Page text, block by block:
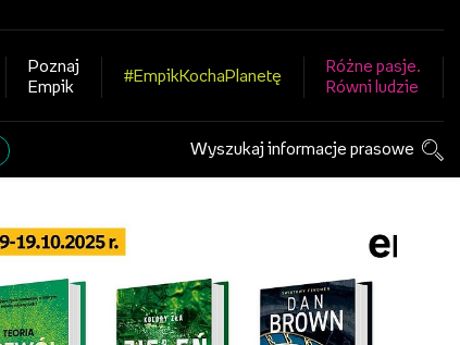
Poznaj
Empik
#EmpikKochaPlanetę
Różne pasje.
Równi ludzie
Wyszukaj informacje prasowe